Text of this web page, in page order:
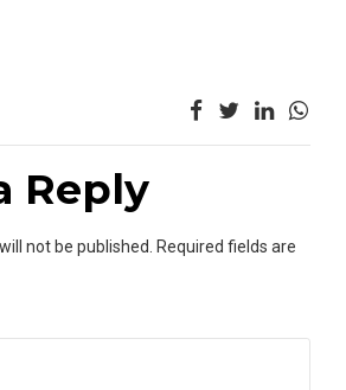
Reply
not be published. Required fields are